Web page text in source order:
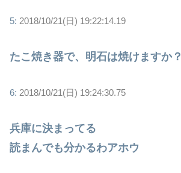
5: 2018/10/21(日) 19:22:14.19
たこ焼き器で、明石は焼けますか？
6: 2018/10/21(日) 19:24:30.75
兵庫に決まってる
読まんでも分かるわアホウ